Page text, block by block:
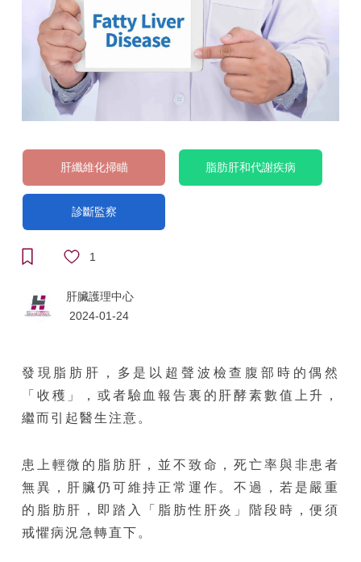
肝纖維化掃瞄 脂肪肝和代謝疾病
診斷監察
1
肝臟護理中心
2024-01-24
發現脂肪肝，多是以超聲波檢查腹部時的偶然
「收穫」，或者驗血報告裏的肝酵素數值上升，
繼而引起醫生注意。
患上輕微的脂肪肝，並不致命，死亡率與非患者
無異，肝臟仍可維持正常運作。不過，若是嚴重
的脂肪肝，即踏入「脂肪性肝炎」階段時，便須
戒懼病況急轉直下。